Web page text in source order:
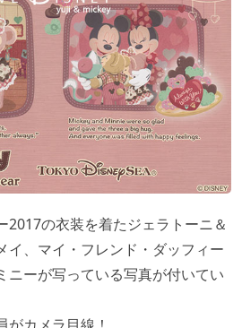
2017の衣装を着たジェラトーニ＆
イ、マイ・フレンド・ダッフィー
ニーが写っている写真が付いてい